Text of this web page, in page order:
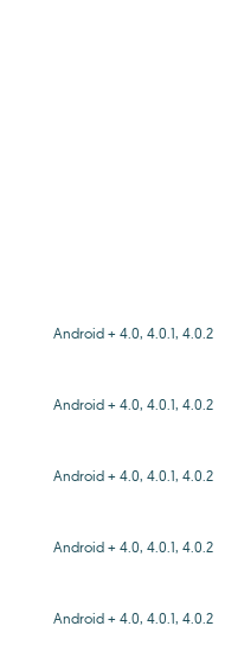
Android + 4.0, 4.0.1, 4.0.2
Android + 4.0, 4.0.1, 4.0.2
Android + 4.0, 4.0.1, 4.0.2
Android + 4.0, 4.0.1, 4.0.2
Android + 4.0, 4.0.1, 4.0.2